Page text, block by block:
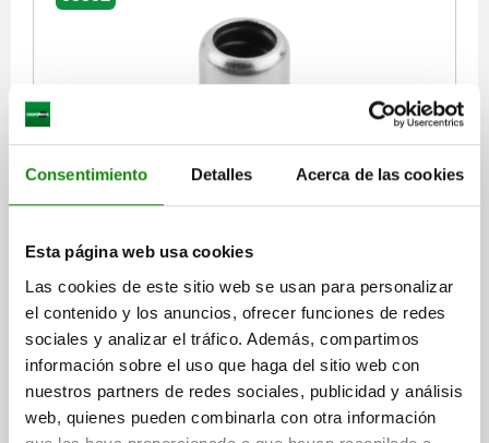
Consentimiento Detalles Acerca de las cookies
Esta página web usa cookies
Las cookies de este sitio web se usan para personalizar
el contenido y los anuncios, ofrecer funciones de redes
sociales y analizar el tráfico. Además, compartimos
información sobre el uso que haga del sitio web con
nuestros partners de redes sociales, publicidad y análisis
web, quienes pueden combinarla con otra información
PIEZ.PRES LAT.CON RESORTE, DEL MUELLE
$187.53
más IVA.
DETALLES
03332